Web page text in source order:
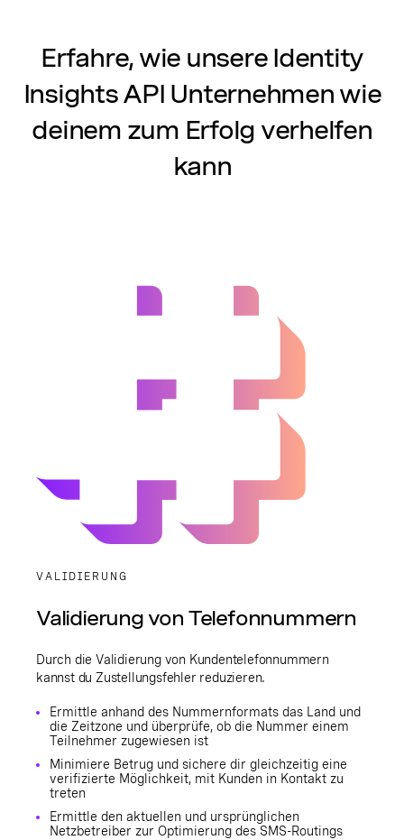
Erfahre, wie unsere Identity
Insights API Unternehmen wie
deinem zum Erfolg verhelfen
kann
VALIDIERUNG
Validierung von Telefonnummern
Durch die Validierung von Kundentelefonnummern
kannst du Zustellungsfehler reduzieren.
Ermittle anhand des Nummernformats das Land und
die Zeitzone und überprüfe, ob die Nummer einem
Teilnehmer zugewiesen ist
Minimiere Betrug und sichere dir gleichzeitig eine
verifizierte Möglichkeit, mit Kunden in Kontakt zu
treten
Ermittle den aktuellen und ursprünglichen
Netzbetreiber zur Optimierung des SMS-Routings